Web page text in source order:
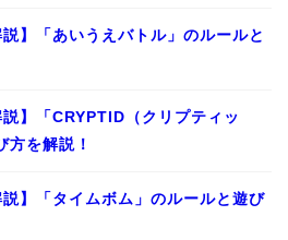
説】「あいうえバトル」のルールと
説】「CRYPTID（クリプティッ
方を解説！
説】「タイムボム」のルールと遊び